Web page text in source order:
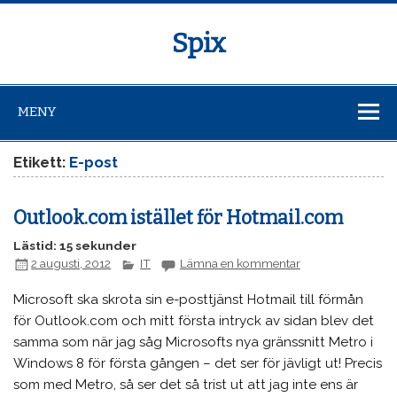
Spix
MENY
Etikett: E-post
Outlook.com istället för Hotmail.com
Lästid: 15 sekunder
2 augusti, 2012
IT Lämna en kommentar
Microsoft ska skrota sin e-posttjänst Hotmail till förmån
för Outlook.com och mitt första intryck av sidan blev det
samma som när jag såg Microsofts nya gränssnitt Metro i
Windows 8 för första gången – det ser för jävligt ut! Precis
som med Metro, så ser det så trist ut att jag inte ens är